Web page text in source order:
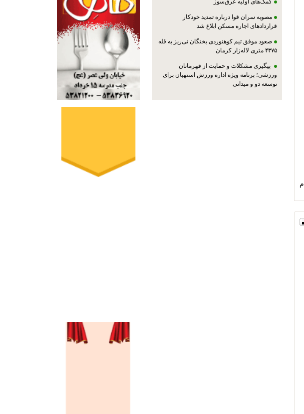
کمک‌های اولیه عرق‌سوز
مصوبه سران قوا درباره تمدید خودکار
قراردادهای اجاره مسکن ابلاغ شد
صعود موفق تیم کوهنوردی بختگان نی‌ریز به قله
۴۳۷۵ متری لاله‌زار کرمان
پیگیری مشکلات و حمایت از قهرمانان
ورزشی؛ برنامه ویژه اداره ورزش استهبان برای
توسعه دو و میدانی